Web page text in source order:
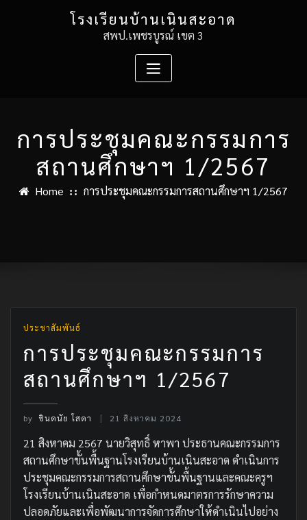
โรงเรียนบ้านเนินสะอาด
สพป.เพชรบูรณ์ เขต 3
การประชุมคณะกรรมการ
สถานศึกษาฯ 1/2567
Home การประชุมคณะกรรมการสถานศึกษาฯ 1/2567
ประชาสัมพันธ์
การประชุมคณะกรรมการ
สถานศึกษาฯ 1/2567
by ชินดนัย โสดา 21 สิงหาคม 2024
21 สิงหาคม 2567 นายวิสุทธิ์ หาพา ประธานคณะกรรมการ
สถานศึกษาขั้นพื้นฐานโรงเรียนบ้านเนินสะอาด ดำเนินการ
ประชุมคณะกรรมการสถานศึกษาขั้นพื้นฐานและคณะครูฯ
โรงเรียนบ้านเนินสะอาด เพื่อกำหนดมาตรการรักษาความ
ปลอดภัยและเพื่อพัฒนาการจัดการศึกษาให้ดำเนินไปอย่าง